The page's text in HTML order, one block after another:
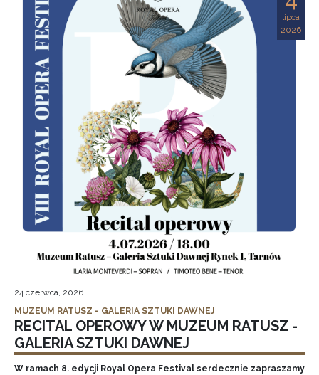
lipca
2026
24 czerwca, 2026
MUZEUM RATUSZ - GALERIA SZTUKI DAWNEJ
RECITAL OPEROWY W MUZEUM RATUSZ -
GALERIA SZTUKI DAWNEJ
W ramach 8. edycji Royal Opera Festival serdecznie zapraszamy